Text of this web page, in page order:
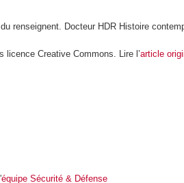
renseignent. Docteur HDR Histoire
licence Creative Commons. Lire l’article
équipe Sécurité & Défense